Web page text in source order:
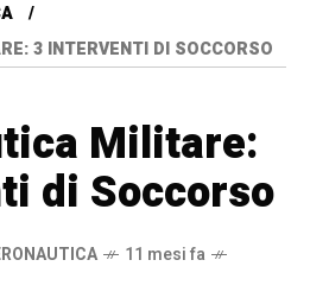
3 INTERVENTI DI SOCCORSO
Militare:
di Soccorso
11 mesi fa